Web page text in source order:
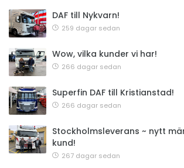
DAF till Nykvarn!
259 dagar sedan
Wow, vilka kunder vi har!
266 dagar sedan
Superfin DAF till Kristianstad!
266 dagar sedan
Stockholmsleverans ~ nytt
kund!
267 dagar sedan